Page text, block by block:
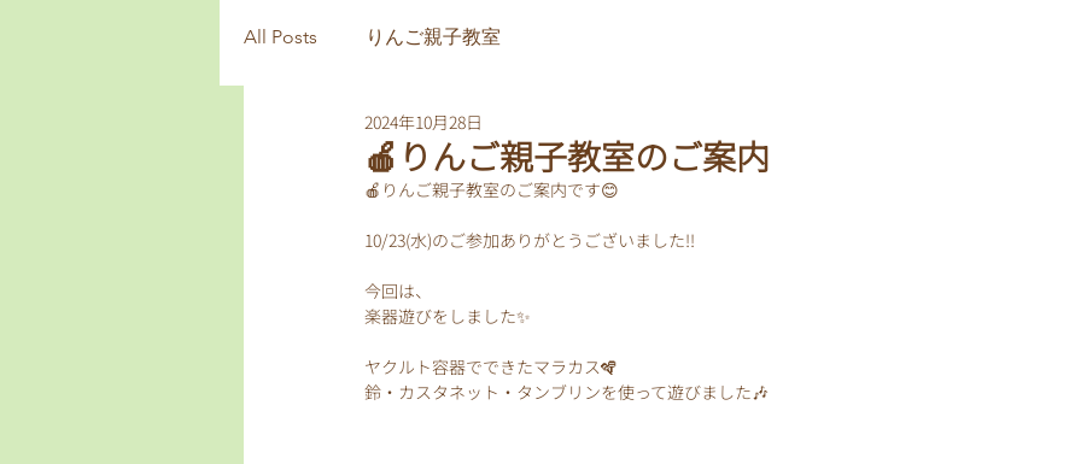
All Posts りんご親子教室
🍎りんご親子教室のご案内
2024年10月28日
🍎りんご親子教室のご案内です😊
10/23(水)のご参加ありがとうございました!!
今回は、
楽器遊びをしました✨️
ヤクルト容器でできたマラカス🪇
鈴・カスタネット・タンブリンを使って遊びました🎶